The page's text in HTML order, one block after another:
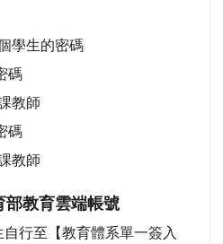
學生的密碼
碼
教師
碼
教師
部教育雲端帳號
行至【教育體系單一簽入